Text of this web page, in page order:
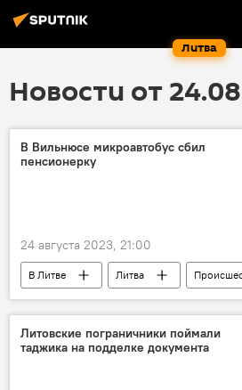
Литва
Новости от
В Вильнюсе микроавтобус сбил
пенсионерку
24 августа 2023, 21:00
В Литве Литва
ДТП
пешеход пожилые
Литовские пограничники поймали
таджика на подделке документа